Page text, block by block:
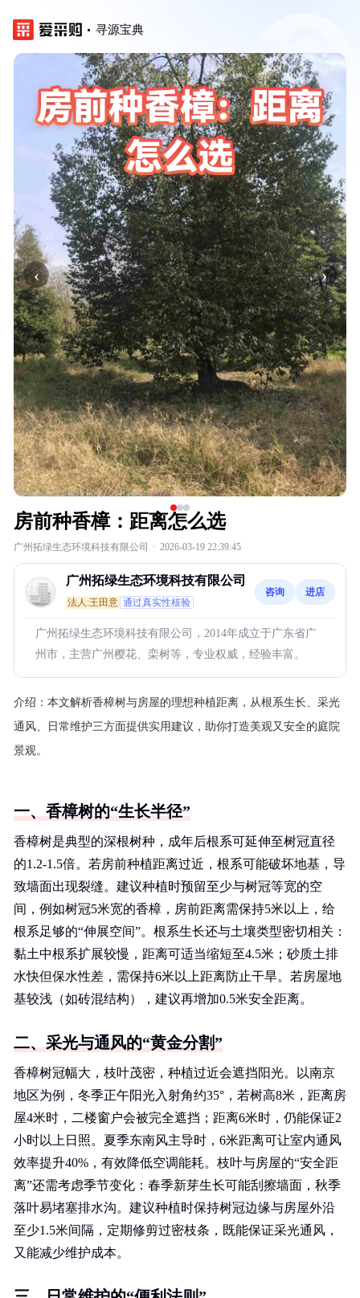
寻源宝典
‹ ›
房前种香樟：距离怎么选
广州拓绿生态环境科技有限公司 · 2026-03-19 22:39:45
广州拓绿生态环境科技有限公司
法人:王田意 通过真实性核验
咨询 进店
广州拓绿生态环境科技有限公司，2014年成立于广东省广
州市，主营广州樱花、栾树等，专业权威，经验丰富。
介绍： 本文解析香樟树与房屋的理想种植距离，从根系生长、采光
通风、日常维护三方面提供实用建议，助你打造美观又安全的庭院
景观。
一、香樟树的“生长半径”
香樟树是典型的深根树种，成年后根系可延伸至树冠直径
的1.2-1.5倍。若房前种植距离过近，根系可能破坏地基，导
致墙面出现裂缝。建议种植时预留至少与树冠等宽的空
间，例如树冠5米宽的香樟，房前距离需保持5米以上，给
根系足够的“伸展空间”。根系生长还与土壤类型密切相关：
黏土中根系扩展较慢，距离可适当缩短至4.5米；砂质土排
水快但保水性差，需保持6米以上距离防止干旱。若房屋地
基较浅（如砖混结构），建议再增加0.5米安全距离。
二、采光与通风的“黄金分割”
香樟树冠幅大，枝叶茂密，种植过近会遮挡阳光。以南京
地区为例，冬季正午阳光入射角约35°，若树高8米，距离房
屋4米时，二楼窗户会被完全遮挡；距离6米时，仍能保证2
小时以上日照。夏季东南风主导时，6米距离可让室内通风
效率提升40%，有效降低空调能耗。枝叶与房屋的“安全距
离”还需考虑季节变化：春季新芽生长可能刮擦墙面，秋季
落叶易堵塞排水沟。建议种植时保持树冠边缘与房屋外沿
至少1.5米间隔，定期修剪过密枝条，既能保证采光通风，
又能减少维护成本。